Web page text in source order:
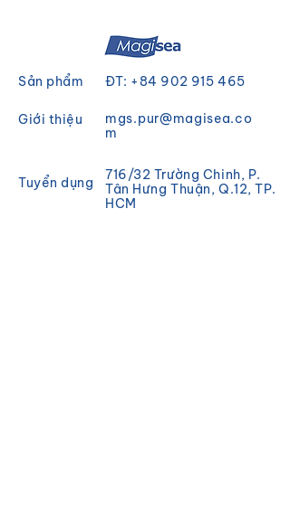
Sản phẩm ĐT: +84 902 915 465
Giới thiệu
mgs.pur@magisea.co
m
Tuyển dụng
716/32 Trường Chinh, P.
Tân Hưng Thuận, Q.12, TP.
HCM